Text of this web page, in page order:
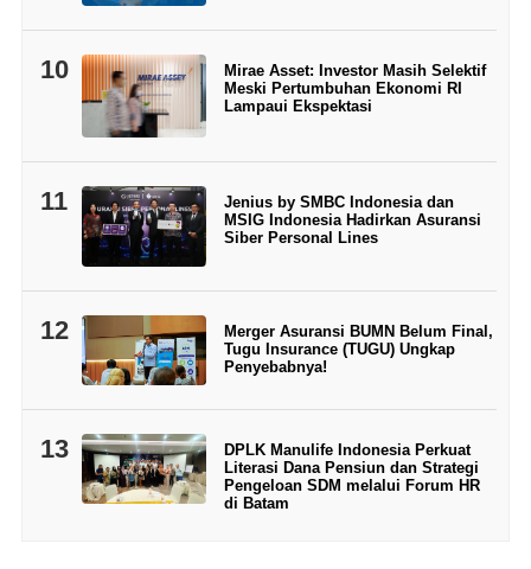
10
Mirae Asset: Investor Masih Selektif
Meski Pertumbuhan Ekonomi RI
Lampaui Ekspektasi
11
Jenius by SMBC Indonesia dan
MSIG Indonesia Hadirkan Asuransi
Siber Personal Lines
12
Merger Asuransi BUMN Belum Final,
Tugu Insurance (TUGU) Ungkap
Penyebabnya!
13
DPLK Manulife Indonesia Perkuat
Literasi Dana Pensiun dan Strategi
Pengeloan SDM melalui Forum HR
di Batam